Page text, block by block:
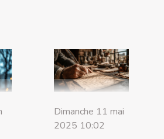
Dimanche 11 mai
2025 10:02